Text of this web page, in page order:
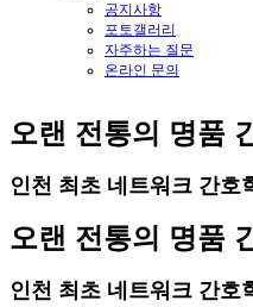
공지사항
포토갤러리
자주하는 질문
온라인 문의
오랜 전통의 명품
인천 최초 네트워크 간호
오랜 전통의 명품
인천 최초 네트워크 간호